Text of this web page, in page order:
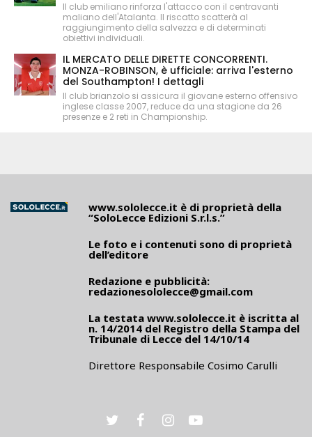
Il club emiliano rinforza l'attacco con il centravanti
maliano dell'Atalanta. Il riscatto scatterà al
raggiungimento della salvezza e di determinati
obiettivi individuali.
IL MERCATO DELLE DIRETTE CONCORRENTI.
MONZA-ROBINSON, è ufficiale: arriva l'esterno
del Southampton! I dettagli
Il club brianzolo si assicura il giovane esterno offensivo
inglese classe 2007, reduce da una stagione da 26
presenze e 2 reti in Championship.
www.sololecce.it è di proprietà della
“SoloLecce Edizioni S.r.l.s.”
Le foto e i contenuti sono di proprietà
dell’editore
Redazione e pubblicità:
redazionesololecce@gmail.com
La testata www.sololecce.it è iscritta al
n. 14/2014 del Registro della Stampa del
Tribunale di Lecce del 14/10/14
Direttore Responsabile Cosimo Carulli